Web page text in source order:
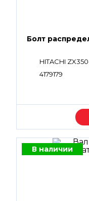
Болт
HITACHI
4179179
В наличии